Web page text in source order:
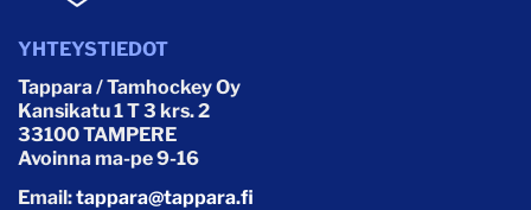
YHTEYSTIEDOT
Tappara / Tamhockey Oy
Kansikatu 1 T 3 krs. 2
33100 TAMPERE
Avoinna ma-pe 9-16
Email:tappara@tappara.fi